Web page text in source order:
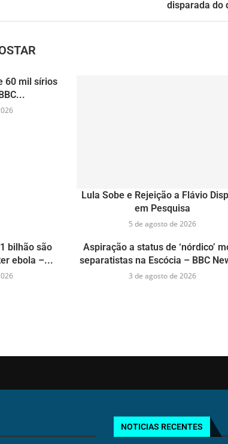
disparada do
60 mil sírios
Lula Sobe e Rejeição a Flávio
em Pesquisa
5 de agosto de 2026
bilhão são
ebola –...
Aspiração a status de ‘nórdico’
separatistas na Escócia – BBC
3 de agosto de 2026
NOTICIAS RECENTES